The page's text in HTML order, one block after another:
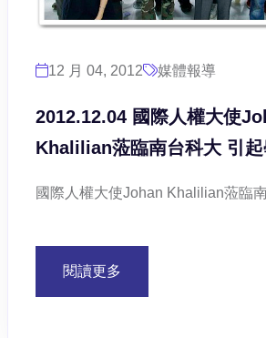
12 月 04, 2012 媒體報導
2012.12.04 國際人權大使
Khalilian蒞臨南台科大 引
國際人權大使Johan Khalilian蒞臨
閱讀更多